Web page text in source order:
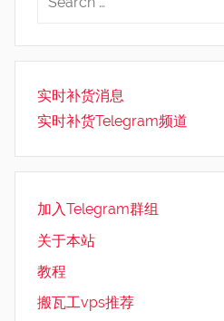
实时补货消息
实时补货Telegram频道
加入Telegram群组
关于本站
教程
搬瓦工vps推荐